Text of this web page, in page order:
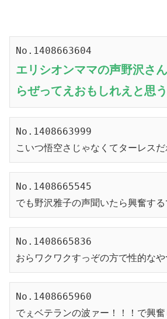
No.1408663604
エリシオンママの声野沢さ
らぜってえおもしれえと思
No.1408663999
こいつ悟空さじゃなくてターレスだ
No.1408665545
でも野沢雅子の声聞いたら興奮する
No.1408665836
おらワクワクすっぞの方で性的なや
No.1408665960
でぇベテランの波ァー！！！で興